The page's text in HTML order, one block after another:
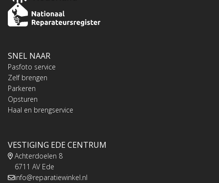
SNEL NAAR
Pasfoto service
Zelf brengen
Parkeren
Opsturen
Haal en brengservice
VESTIGING EDE CENTRUM
Achterdoelen 8
6711 AV Ede
info@reparatiewinkel.nl